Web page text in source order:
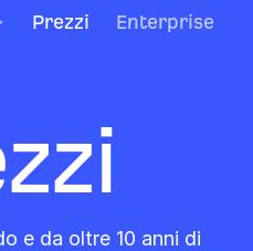
Prezzi Enterprise
e da oltre 10 anni di